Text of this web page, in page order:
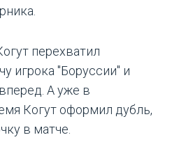
перехватил
игрока "Боруссии" и
А уже в
Когут оформил дубль,
в матче.